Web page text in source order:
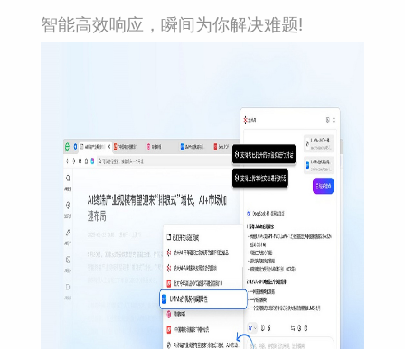
智能高效响应，瞬间为你解决难题!